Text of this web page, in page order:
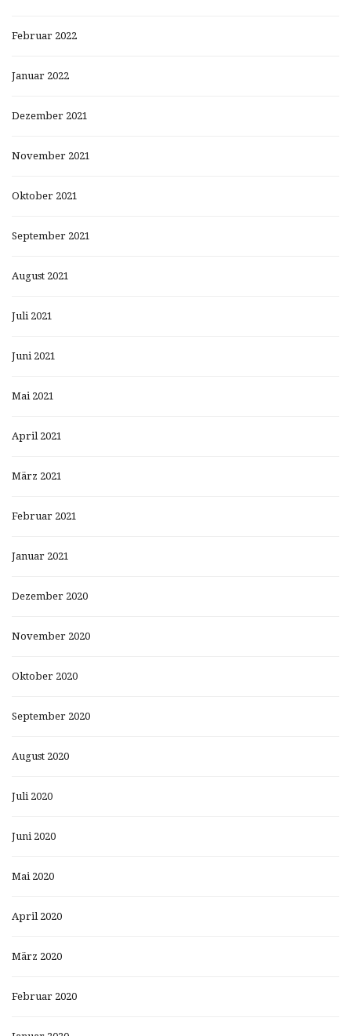
Februar 2022
Januar 2022
Dezember 2021
November 2021
Oktober 2021
September 2021
August 2021
Juli 2021
Juni 2021
Mai 2021
April 2021
März 2021
Februar 2021
Januar 2021
Dezember 2020
November 2020
Oktober 2020
September 2020
August 2020
Juli 2020
Juni 2020
Mai 2020
April 2020
März 2020
Februar 2020